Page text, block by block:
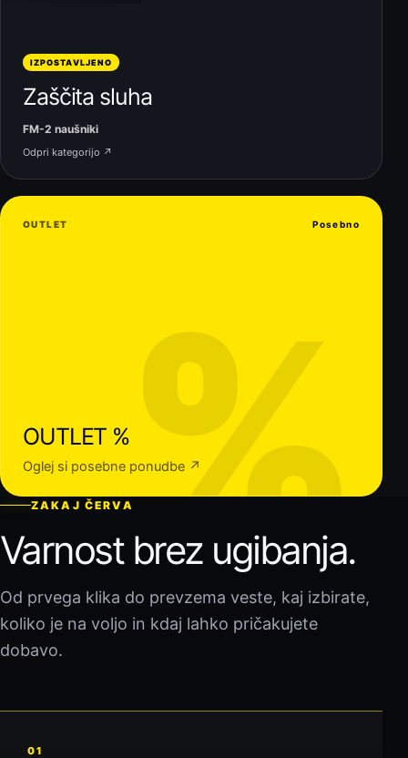
IZPOSTAVLJENO
Zaščita sluha
FM-2 naušniki
Odpri kategorijo ↗
%
OUTLET Posebno
OUTLET %
Oglej si posebne ponudbe ↗
ZAKAJ ČERVA
Varnost brez ugibanja.
Od prvega klika do prevzema veste, kaj izbirate,
koliko je na voljo in kdaj lahko pričakujete
dobavo.
01